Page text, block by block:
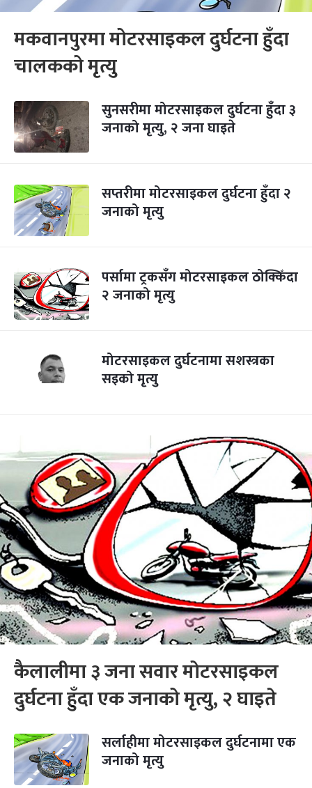
मकवानपुरमा मोटरसाइकल दुर्घटना हुँदा
चालकको मृत्यु
सुनसरीमा मोटरसाइकल दुर्घटना हुँदा ३
जनाको मृत्यु, २ जना घाइते
सप्तरीमा मोटरसाइकल दुर्घटना हुँदा २
जनाको मृत्यु
पर्सामा ट्रकसँग मोटरसाइकल ठोक्किँदा
२ जनाको मृत्यु
मोटरसाइकल दुर्घटनामा सशस्त्रका
सइको मृत्यु
कैलालीमा ३ जना सवार मोटरसाइकल
दुर्घटना हुँदा एक जनाको मृत्यु, २ घाइते
सर्लाहीमा मोटरसाइकल दुर्घटनामा एक
जनाको मृत्यु